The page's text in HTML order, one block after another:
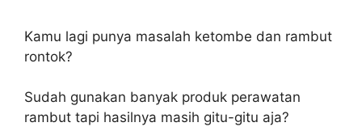
Kamu lagi punya masalah ketombe dan rambut
rontok?
Sudah gunakan banyak produk perawatan
rambut tapi hasilnya masih gitu-gitu aja?